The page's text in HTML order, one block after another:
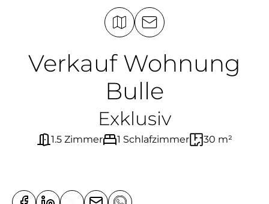
Verkauf Wohnung
Bulle
Exklusiv
1.5 Zimmer 1 Schlafzimmer 30 m²